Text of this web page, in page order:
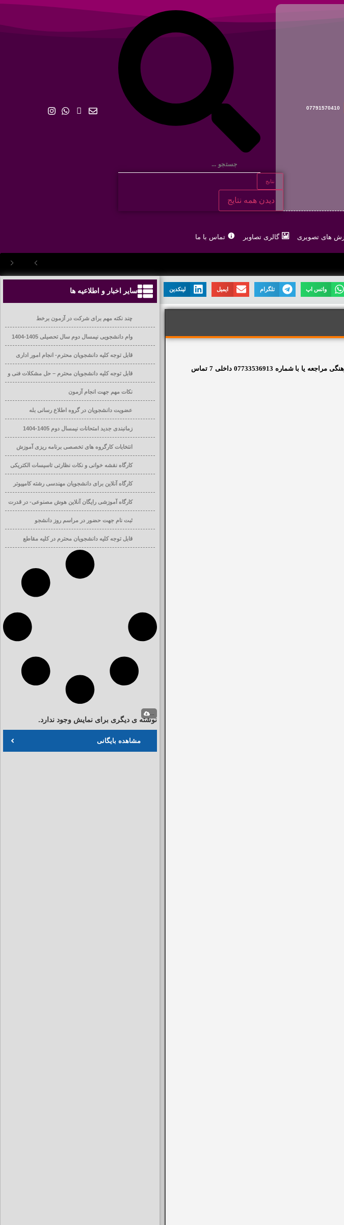
07791570410
نتایج
دیدن همه نتایج
های تصویری گالری تصاویر تماس با ما
واتس اپ تلگرام ایمیل لینکدین
مراجعه یا با شماره 07733536913 داخلی 7تماس
سایر اخبار و اطلاعیه ها
چند نکته مهم برای شرکت در آزمون برخط
وام دانشجویی نیمسال دوم سال تحصیلی 1405-1404
قابل توجه کلیه دانشجویان محترم- انجام امور اداری
قابل توجه کلیه دانشجویان محترم – حل مشکلات فنی و
آموزشی
نکات مهم جهت انجام آزمون
عضویت دانشجویان در گروه اطلاع رسانی بله
زمانبندی جدید امتحانات نیمسال دوم 1405-1404
انتخابات کارگروه های تخصصی برنامه ریزی آموزش
عالی دانشگاه ها و موسسات آموزش عالی
کارگاه نقشه خوانی و نکات نظارتی تاسیسات الکتریکی
ساختمان
کارگاه آنلاین برای دانشجویان مهندسی رشته کامپیوتر
کارگاه آموزشی رایگان آنلاین هوش مصنوعی- در قدرت
افزایی تحصیلی
ثبت نام جهت حضور در مراسم روز دانشجو
قابل توجه کلیه دانشجویان محترم در کلیه مقاطع
تحصیلی
نوشته ی دیگری برای نمایش وجود ندارد.
مشاهده بایگانی